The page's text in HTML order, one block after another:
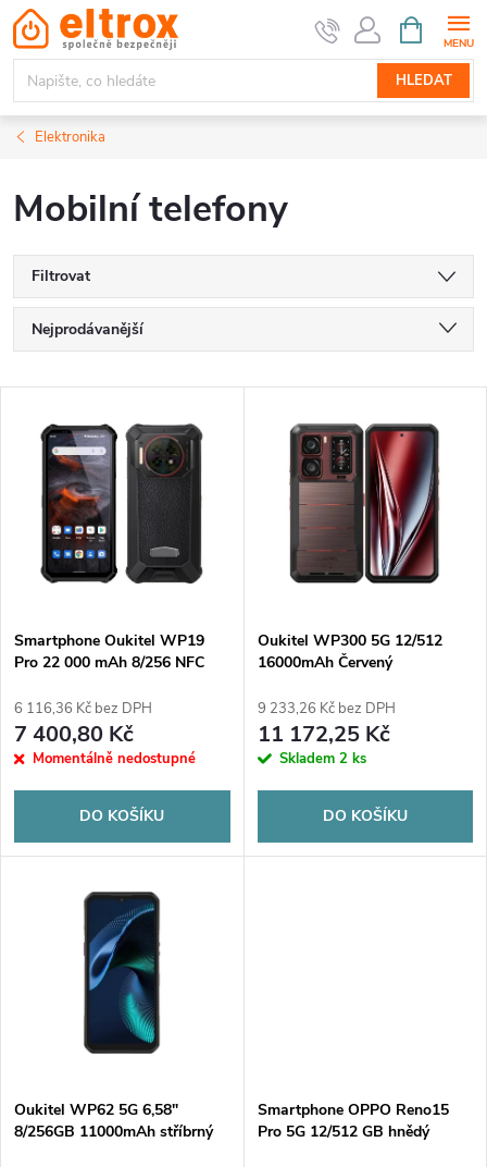
Přejít
na
obsah
HLEDAT
NÁKUPNÍ
KOŠÍK
Elektronika
Mobilní telefony
Filtrovat
Ř
a
p
r
o
u
Nejprodávanější
Abecedně
s
p
r
o
d
Smartphone Oukitel WP19
Pro 22 000 mAh 8/256 NFC
6 116,36 Kč bez DPH
7 400,80 Kč
Momentálně nedostupné
DO KOŠÍKU
Oukitel WP300 5G 12/512
16000mAh Červený
9 233,26 Kč bez DPH
11 172,25 Kč
Skladem 2 ks
DO KOŠÍKU
Oukitel WP62 5G 6,58"
8/256GB 11000mAh stříbrný
Smartphone OPPO Reno15
Pro 5G 12/512 GB hnědý